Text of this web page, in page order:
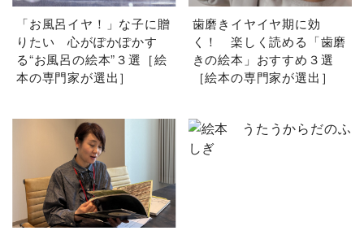
「お風呂イヤ！」な子に贈
りたい 心がぽかぽかす
る“お風呂の絵本”３選［絵
本の専門家が選出］
歯磨きイヤイヤ期に効
く！ 楽しく読める「歯磨
きの絵本」おすすめ３選
［絵本の専門家が選出］